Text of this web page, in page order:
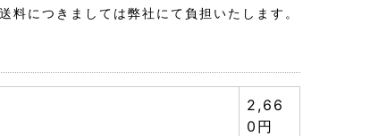
料につきましては弊社にて負担いたします。
2,66
0円